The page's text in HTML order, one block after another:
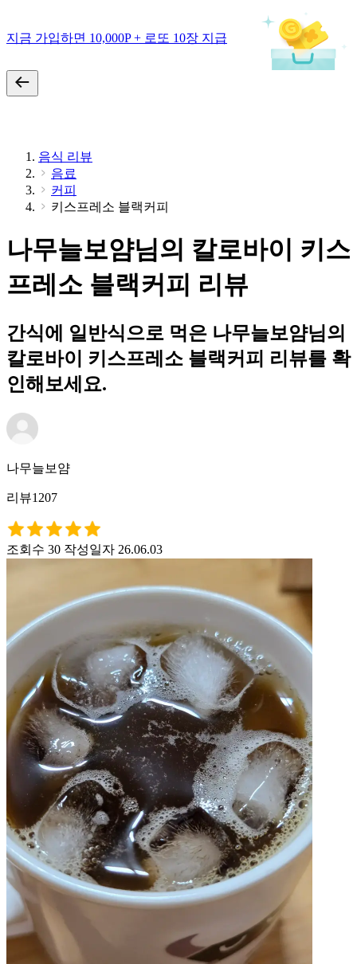
지금 가입하면 10,000P + 로또 10장 지급
음식 리뷰
음료
커피
키스프레소 블랙커피
나무늘보얌님의 칼로바이 키스
프레소 블랙커피 리뷰
간식에 일반식으로 먹은 나무늘보얌님의
칼로바이 키스프레소 블랙커피 리뷰를 확
인해보세요.
나무늘보얌
리뷰1207
조회수 30 작성일자 26.06.03